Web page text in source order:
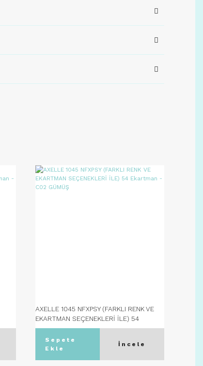
AXELLE 1045 NFXPSY (FARKLI RENK VE
EKARTMAN SEÇENEKLERİ İLE) 54
Ekartman - C02 GÜMÜŞ
Sepete
Ekle
İncele